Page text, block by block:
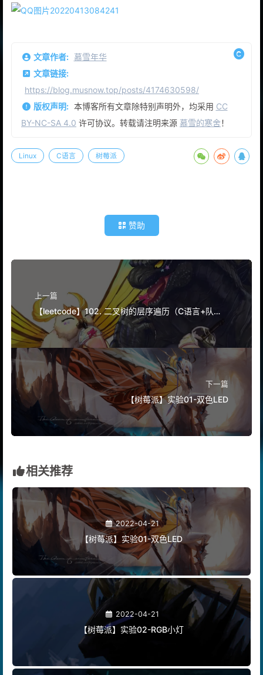
文章作者: 慕雪年华
文章链接:
https://blog.musnow.top/posts/4174630598/
版权声明: 本博客所有文章除特别声明外，均采用 CC
BY-NC-SA 4.0 许可协议。转载请注明来源 慕雪的寒舍！
Linux C语言 树莓派
赞助
上一篇
【leetcode】102. 二叉树的层序遍历（C语言+队
列）
下一篇
【树莓派】实验01-双色LED
相关推荐
2022-04-21
【树莓派】实验01-双色LED
2022-04-21
【树莓派】实验02-RGB小灯